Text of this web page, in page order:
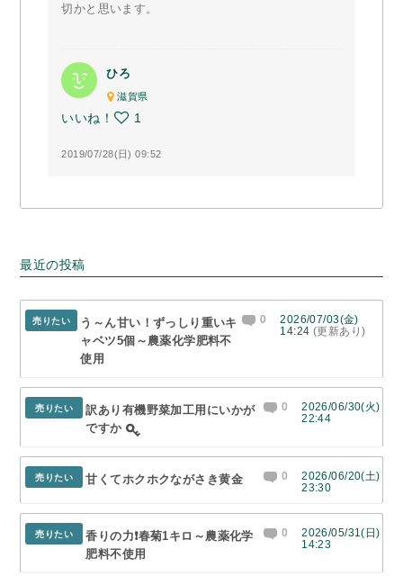
切かと思います。
ひろ
滋賀県
いいね！ 1
2019/07/28(日) 09:52
最近の投稿
売りたい
う～ん甘い！ずっしり重いキ
ャベツ5個～農薬化学肥料不
使用
0
2026/07/03(金)
14:24 (更新あり)
売りたい
訳あり有機野菜加工用にいかが
ですか
0
2026/06/30(火)
22:44
売りたい 甘くてホクホクながさき黄金 0
2026/06/20(土)
23:30
売りたい
香りの力❗春菊1キロ～農薬化学
肥料不使用
0
2026/05/31(日)
14:23